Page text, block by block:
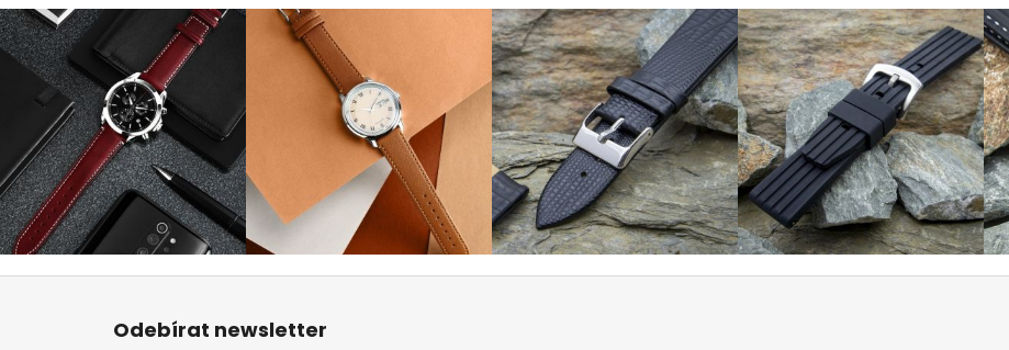
Z
Odebírat newsletter